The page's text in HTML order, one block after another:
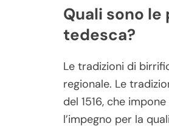
Quali sono
tedesca?
Le tradizioni di
regionale. Le
del 1516, che
l’impegno per la